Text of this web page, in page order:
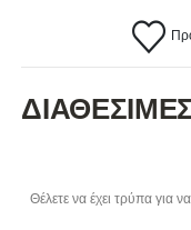
Θέλετε να έχει τρύπα για